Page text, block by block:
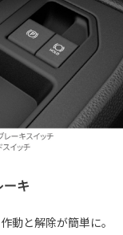
キ
動と解除が簡単に。